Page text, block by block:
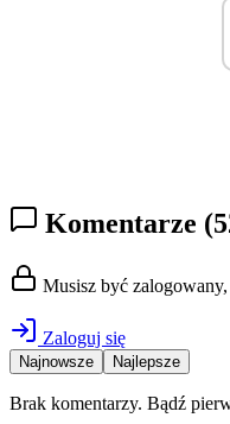
Komentarze
Musisz być
Zaloguj się
Najnowsze Najlepsze
Brak komentarzy. Bądź